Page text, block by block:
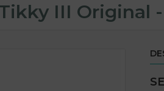
III Original